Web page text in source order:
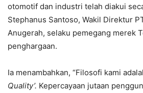
otomotif dan industri telah diakui
Stephanus Santoso, Wakil Direktur
Anugerah, selaku pemegang merek
penghargaan.
Ia menambahkan, “Filosofi kami
Quality’. Kepercayaan jutaan